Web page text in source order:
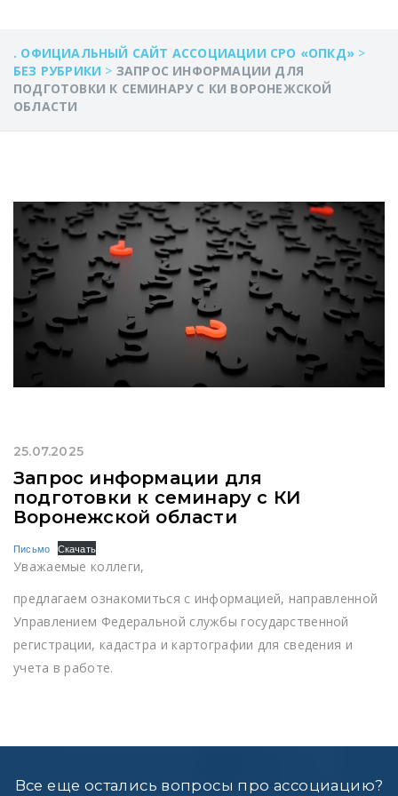
. ОФИЦИАЛЬНЫЙ САЙТ АССОЦИАЦИИ СРО «ОПКД» >
БЕЗ РУБРИКИ > ЗАПРОС ИНФОРМАЦИИ ДЛЯ
ПОДГОТОВКИ К СЕМИНАРУ С КИ ВОРОНЕЖСКОЙ
ОБЛАСТИ
25.07.2025
Запрос информации для
подготовки к семинару с КИ
Воронежской области
Письмо Скачать
Уважаемые коллеги,
предлагаем ознакомиться с информацией, направленной
Управлением Федеральной службы государственной
регистрации, кадастра и картографии для сведения и
учета в работе.
Все еще остались вопросы про ассоциацию?